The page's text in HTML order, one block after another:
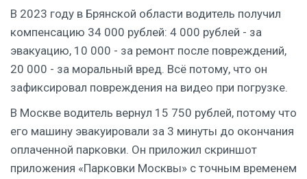
В 2023 году в Брянской области водитель получил
компенсацию 34 000 рублей: 4 000 рублей - за
эвакуацию, 10 000 - за ремонт после повреждений,
20 000 - за моральный вред. Всё потому, что он
зафиксировал повреждения на видео при погрузке.
В Москве водитель вернул 15 750 рублей, потому что
его машину эвакуировали за 3 минуты до окончания
оплаченной парковки. Он приложил скриншот
приложения «Парковки Москвы» с точным временем